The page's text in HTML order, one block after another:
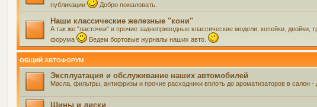
публикации
Добро пожаловать.
Наши классические железные "кони"
А так же "ласточки" и прочие заднеприводные классические модели, копейки, двойки,
форума
Ведем бортовые журналы наших авто.
ОБЩИЙ АВТОФОРУМ
Эксплуатация и обслуживание наших автомобилей
Масла, фильтры, антифризы и прочие расходники вплоть до ароматизаторов в салон
Шины и диски